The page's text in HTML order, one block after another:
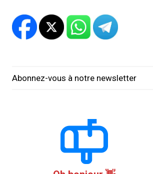
Abonnez-vous à notre newsletter